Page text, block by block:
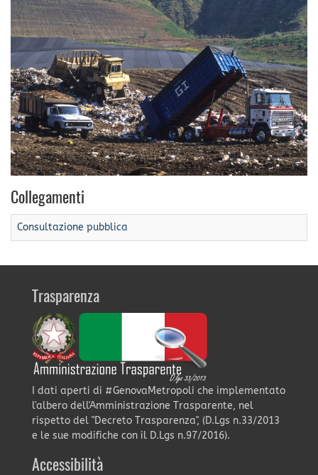
Collegamenti
Consultazione pubblica
Trasparenza
I dati aperti di #GenovaMetropoli che implementato
l'albero dell'Amministrazione Trasparente, nel
rispetto del "Decreto Trasparenza", (D.Lgs n.33/2013
e le sue modifiche con il D.Lgs n.97/2016).
Accessibilità